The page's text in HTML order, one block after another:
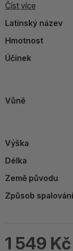
Číst více
Latinský název
Hmotnost
Účinek
Vůně
Výška
Délka
Země původu
Způsob spalování
1 549 Kč